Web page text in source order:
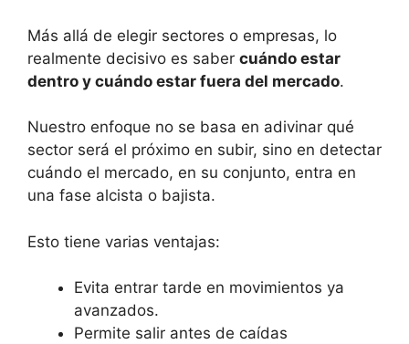
Más allá de elegir sectores o empresas, lo
realmente decisivo es saber cuándo estar
dentro y cuándo estar fuera del mercado.
Nuestro enfoque no se basa en adivinar qué
sector será el próximo en subir, sino en detectar
cuándo el mercado, en su conjunto, entra en
una fase alcista o bajista.
Esto tiene varias ventajas:
Evita entrar tarde en movimientos ya
avanzados.
Permite salir antes de caídas